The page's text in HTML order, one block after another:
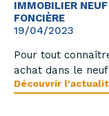
IMMOBILIER
FONCIÈRE
19/04/2023
Pour tout
achat dans le neuf
Découvrir